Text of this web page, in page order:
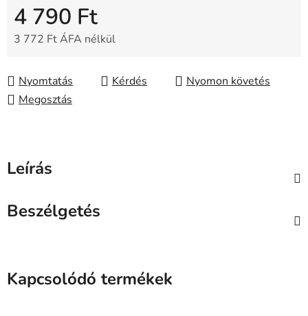
4 790 Ft
3 772 Ft ÁFA nélkül
Nyomtatás
Kérdés
Nyomon követés
Megosztás
Leírás
Beszélgetés
Kapcsolódó termékek